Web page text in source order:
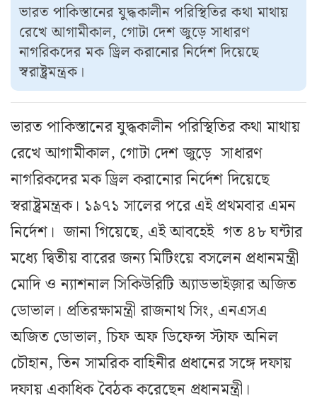
ভারত পাকিস্তানের যুদ্ধকালীন পরিস্থিতির কথা মাথায়
রেখে আগামীকাল, গোটা দেশ জুড়ে সাধারণ
নাগরিকদের মক ড্রিল করানোর নির্দেশ দিয়েছে
স্বরাষ্ট্রমন্ত্রক।
ভারত পাকিস্তানের যুদ্ধকালীন পরিস্থিতির কথা মাথায়
রেখে আগামীকাল, গোটা দেশ জুড়ে সাধারণ
নাগরিকদের মক ড্রিল করানোর নির্দেশ দিয়েছে
স্বরাষ্ট্রমন্ত্রক। ১৯৭১ সালের পরে এই প্রথমবার এমন
নির্দেশ। জানা গিয়েছে, এই আবহেই গত ৪৮ ঘন্টার
মধ্যে দ্বিতীয় বারের জন্য মিটিংয়ে বসলেন প্রধানমন্ত্রী
মোদি ও ন্যাশনাল সিকিউরিটি অ্যাডভাইজ়ার অজিত
ডোভাল। প্রতিরক্ষামন্ত্রী রাজনাথ সিং, এনএসএ
অজিত ডোভাল, চিফ অফ ডিফেন্স স্টাফ অনিল
চৌহান, তিন সামরিক বাহিনীর প্রধানের সঙ্গে দফায়
দফায় একাধিক বৈঠক করেছেন প্রধানমন্ত্রী।